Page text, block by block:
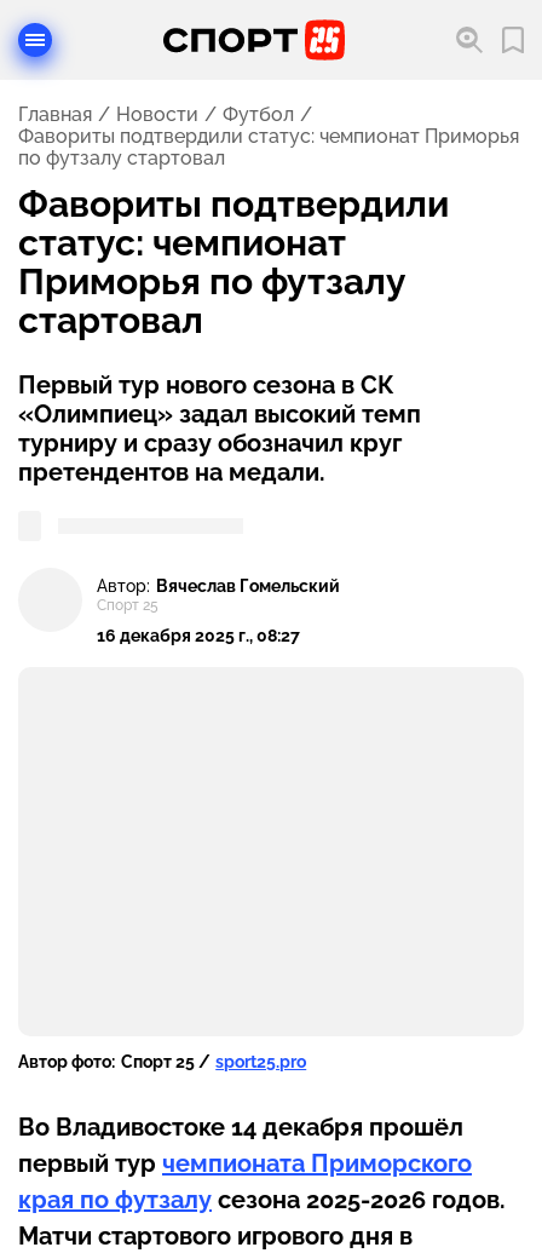
Главная Новости
Футбол
Фавориты подтвердили статус: чемпионат Приморья
по футзалу стартовал
Фавориты подтвердили
статус: чемпионат
Приморья по футзалу
стартовал
Первый тур нового сезона в СК
«Олимпиец» задал высокий темп
турниру и сразу обозначил круг
претендентов на медали.
Автор: Вячеслав Гомельский
Спорт 25
16 декабря 2025 г., 08:27
Автор фото: Спорт 25 / sport25.pro
Во Владивостоке 14 декабря прошёл
первый тур чемпионата Приморского
края по футзалу сезона 2025-2026 годов.
Матчи стартового игрового дня в